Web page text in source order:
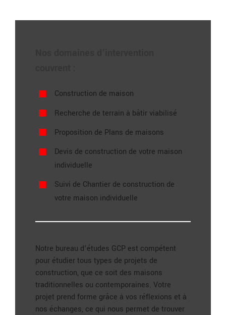
Construction de maison
Recherche de terrain à bâtir viabilisé
Proposition de Plans de maisons
Devis de construction de votre maison
individuelle
Suivi de Chantier de construction de
votre maison individuelle
Notre bureau d’études GCP est compétent
pour étudier tous types de projets de
construction, que ce soit des maisons
traditionnelles ou contemporaines. Votre
projet prend forme grâce à vos réflexions et à
nos échanges, ce qui nous permet de trouver